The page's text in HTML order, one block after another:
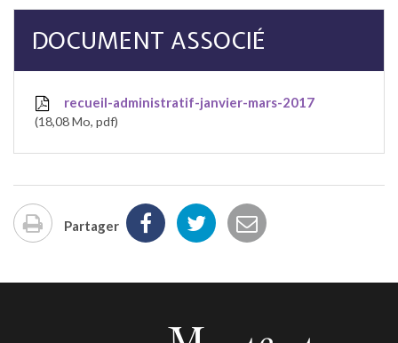
DOCUMENT ASSOCIÉ
recueil-administratif-janvier-mars-2017
18,08 Mo, pdf
Imprimer
Partager